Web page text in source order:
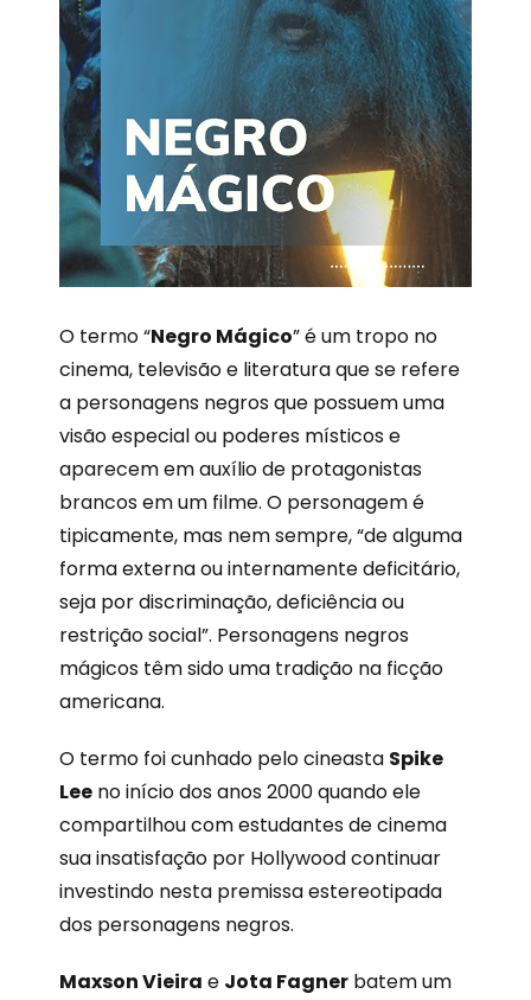
O termo “Negro Mágico” é um tropo no
cinema, televisão e literatura que se refere
a personagens negros que possuem uma
visão especial ou poderes místicos e
aparecem em auxílio de protagonistas
brancos em um filme. O personagem é
tipicamente, mas nem sempre, “de alguma
forma externa ou internamente deficitário,
seja por discriminação, deficiência ou
restrição social”. Personagens negros
mágicos têm sido uma tradição na ficção
americana.
O termo foi cunhado pelo cineasta Spike
Lee no início dos anos 2000 quando ele
compartilhou com estudantes de cinema
sua insatisfação por Hollywood continuar
investindo nesta premissa estereotipada
dos personagens negros.
Maxson Vieira e Jota Fagner batem um